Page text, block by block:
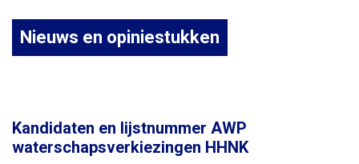
Nieuws en opiniestukken
Kandidaten en lijstnummer AWP
waterschapsverkiezingen HHNK